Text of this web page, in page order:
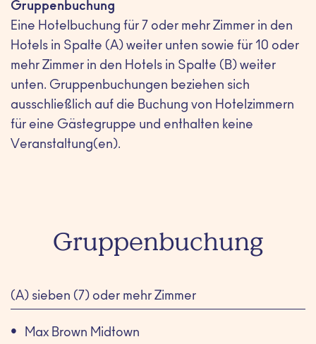
Gruppenbuchung
Eine Hotelbuchung für 7 oder mehr Zimmer in den
Hotels in Spalte (A) weiter unten sowie für 10 oder
mehr Zimmer in den Hotels in Spalte (B) weiter
unten. Gruppenbuchungen beziehen sich
ausschließlich auf die Buchung von Hotelzimmern
für eine Gästegruppe und enthalten keine
Veranstaltung(en).
Gruppenbuchung
(A) sieben (7) oder mehr Zimmer
Max Brown Midtown